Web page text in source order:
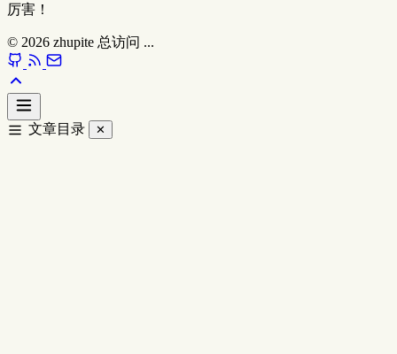
厉害！
© 2026 zhupite 总访问 ...
文章目录 ✕